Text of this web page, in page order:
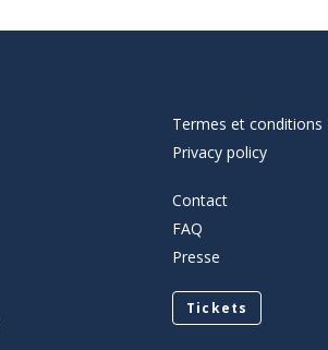
Termes et conditions
Privacy policy
Contact
FAQ
Presse
Tickets